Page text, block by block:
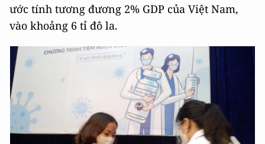
ước tính tương đương 2% GDP của Việt Nam,
vào khoảng 6 tỉ đô la.